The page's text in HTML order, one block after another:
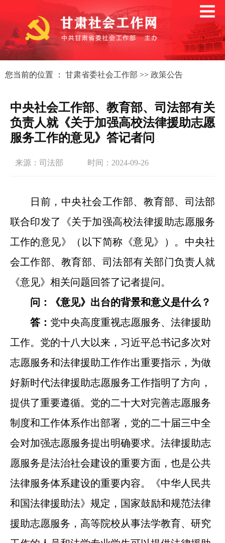
您当前的位置 ： 甘肃省委社会工作部 >> 政策公告
中央社会工作部、教育部、司法部有关
负责人就《关于加强高校法律援助志愿
服务工作的意见》答记者问
来源：司法部 时间：2024-09-26
日前，中央社会工作部、教育部、司法部
联合印发了《关于加强高校法律援助志愿服务
工作的意见》（以下简称《意见》）。中央社
会工作部、教育部、司法部有关部门负责人就
《意见》相关问题回答了记者提问。
问：《意见》出台的背景和意义是什么？
答： 党中央高度重视志愿服务、法律援助
工作。党的十八大以来，习近平总书记多次对
志愿服务和法律援助工作作出重要指示，为做
好新时代法律援助志愿服务工作指明了方向，
提供了重要遵循。党的二十大对完善志愿服务
制度和工作体系作出部署，党的二十届三中全
会对加强志愿服务提出明确要求。法律援助志
愿服务是法治社会建设的重要方面，也是公共
法律服务体系建设的重要内容。《中华人民共
和国法律援助法》规定，国家鼓励和规范法律
援助志愿服务，高等院校从事法学教育、研究